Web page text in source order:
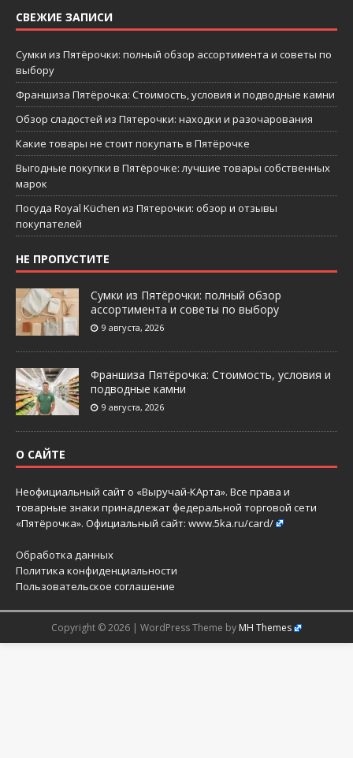
СВЕЖИЕ ЗАПИСИ
Сумки из Пятёрочки: полный обзор ассортимента и советы по
выбору
Франшиза Пятёрочка: Стоимость, условия и подводные камни
Обзор сладостей из Пятерочки: находки и разочарования
Какие товары не стоит покупать в Пятёрочке
Выгодные покупки в Пятёрочке: лучшие товары собственных
марок
Посуда Royal Küchen из Пятерочки: обзор и отзывы
покупателей
НЕ ПРОПУСТИТЕ
Сумки из Пятёрочки: полный обзор
ассортимента и советы по выбору
9 августа, 2026
Франшиза Пятёрочка: Стоимость, условия и
подводные камни
9 августа, 2026
О САЙТЕ
Неофициальный сайт о «Выручай-КАрта». Все права и
товарные знаки принадлежат федеральной торговой сети
«Пятёрочка». Официальный сайт: www.5ka.ru/card/
Обработка данных
Политика конфиденциальности
Пользовательское соглашение
Copyright © 2026 | WordPress Theme by MH Themes